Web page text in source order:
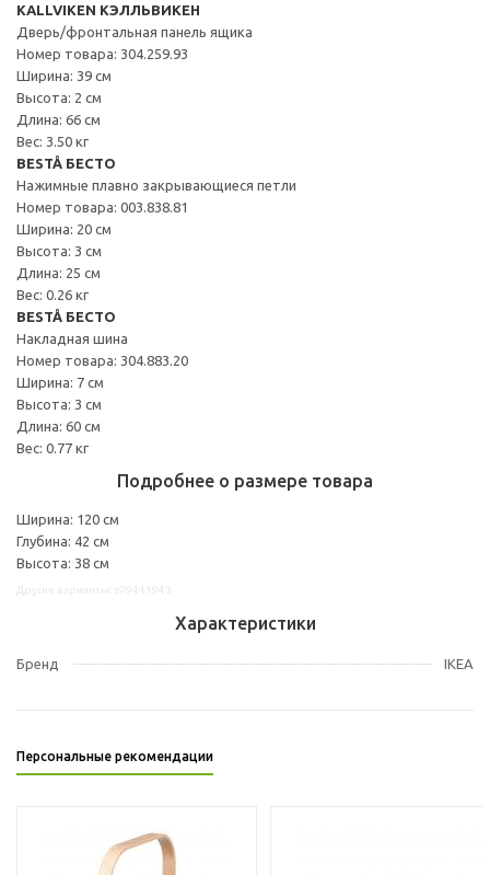
KALLVIKEN КЭЛЛЬВИКЕН
Дверь/фронтальная панель ящика
Номер товара: 304.259.93
Ширина: 39 см
Высота: 2 см
Длина: 66 см
Вес: 3.50 кг
BESTÅ БЕСТО
Нажимные плавно закрывающиеся петли
Номер товара: 003.838.81
Ширина: 20 см
Высота: 3 см
Длина: 25 см
Вес: 0.26 кг
BESTÅ БЕСТО
Накладная шина
Номер товара: 304.883.20
Ширина: 7 см
Высота: 3 см
Длина: 60 см
Вес: 0.77 кг
Подробнее о размере товара
Ширина: 120 см
Глубина: 42 см
Высота: 38 см
Характеристики
Бренд IKEA
Персональные рекомендации